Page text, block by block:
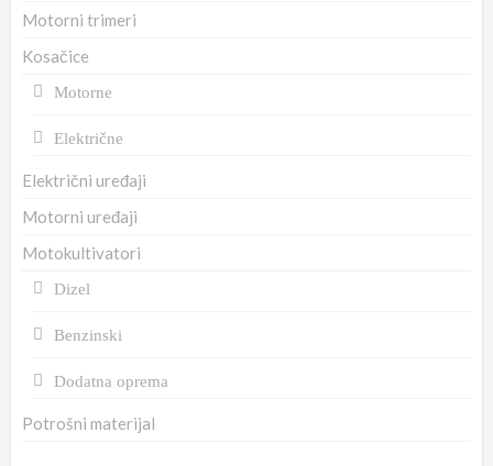
Motorni trimeri
Kosačice
Motorne
Električne
Električni uređaji
Motorni uređaji
Motokultivatori
Dizel
Benzinski
Dodatna oprema
Potrošni materijal